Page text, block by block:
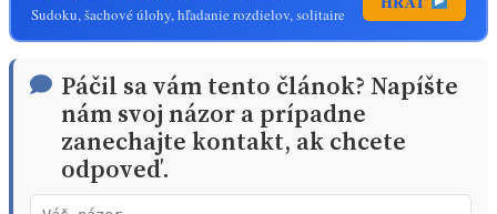
Sudoku, šachové úlohy, hľadanie rozdielov, solitaire
Páčil sa vám tento článok? Napíšte
nám svoj názor a prípadne
zanechajte kontakt, ak chcete
odpoveď.